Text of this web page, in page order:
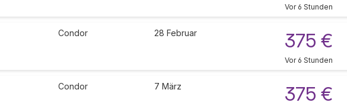
Vor 6 Stunden
Condor 28 Februar 375 €
Vor 6 Stunden
Condor 7 März 375 €